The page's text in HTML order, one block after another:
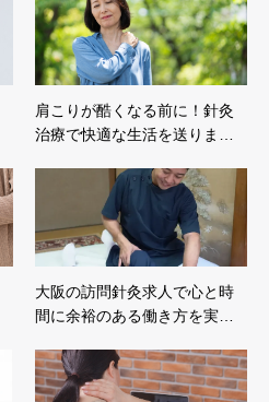
肩こりが酷くなる前に！針灸
治療で快適な生活を送りま…
大阪の訪問針灸求人で心と時
間に余裕のある働き方を実…